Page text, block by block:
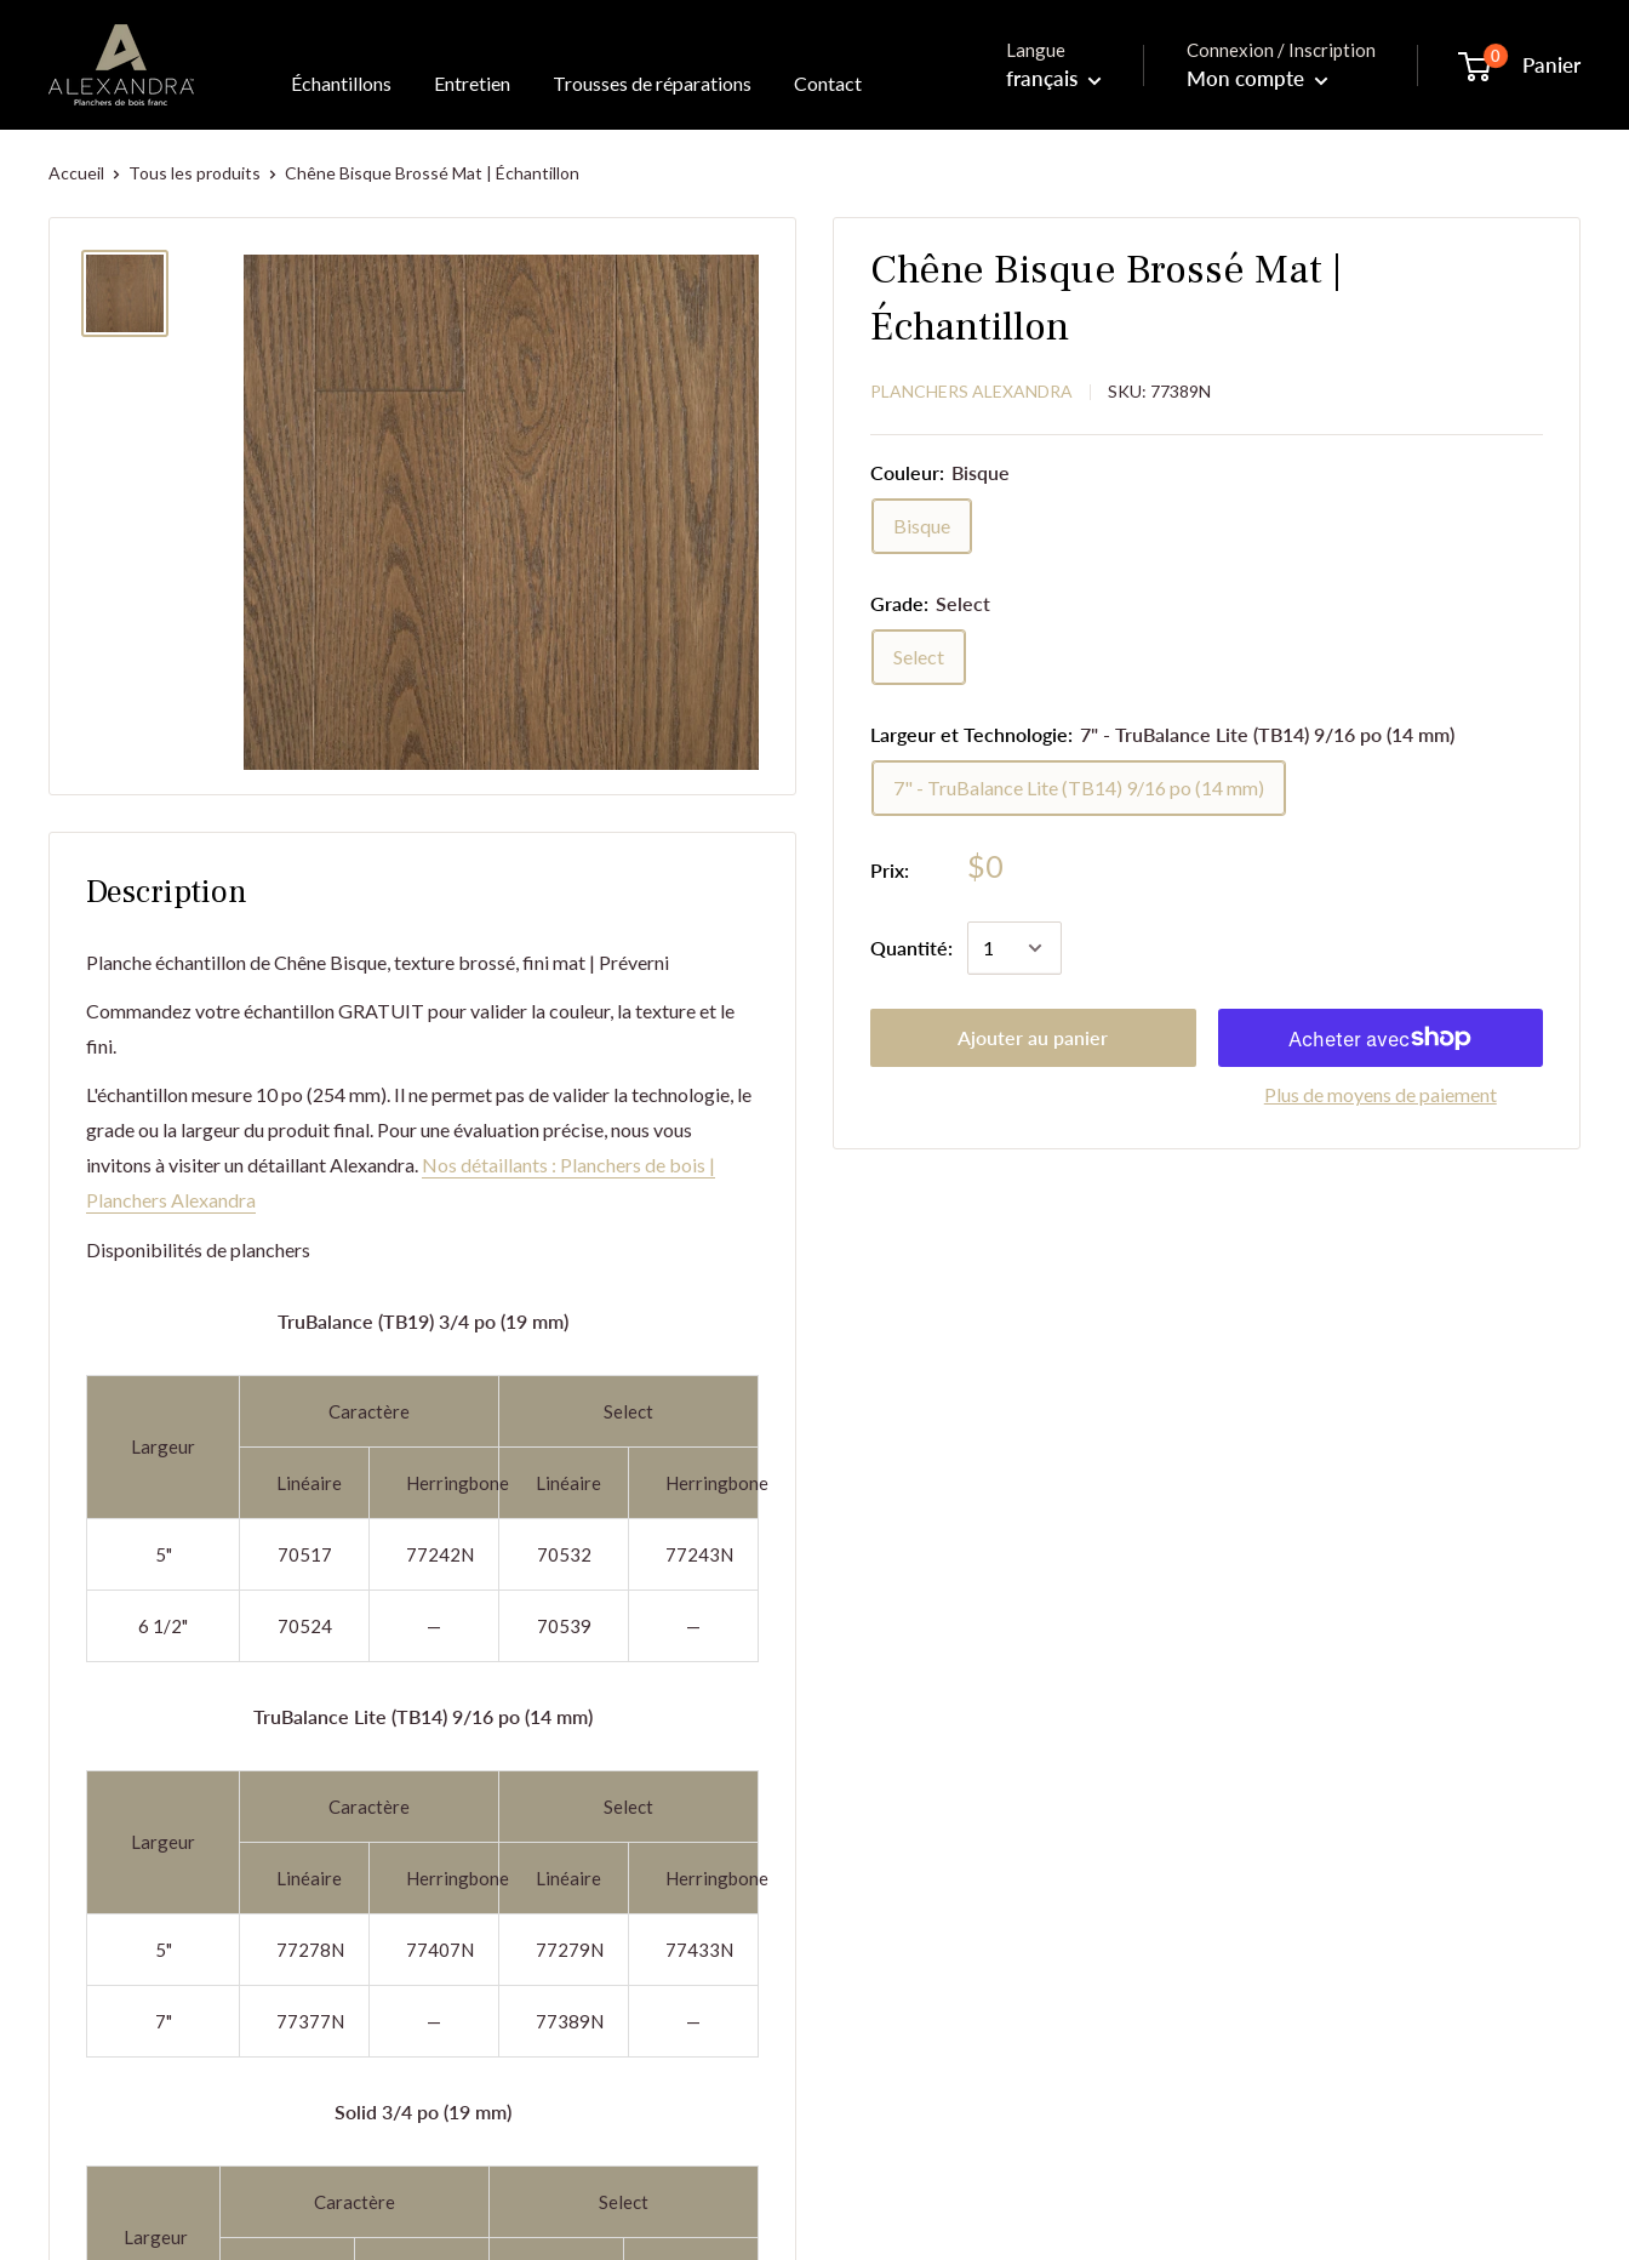
Échantillons Entretien Trousses de réparations Contact
Langue
français
Connexion / Inscription
Mon compte
0 Panier
Accueil Tous les produits Chêne Bisque Brossé Mat | Échantillon
Chêne Bisque Brossé Mat |
Échantillon
PLANCHERS ALEXANDRA SKU: 77389N
Couleur: Bisque
Bisque
Grade: Select
Select
Largeur et Technologie: 7" - TruBalance Lite (TB14) 9/16 po (14 mm)
7" - TruBalance Lite (TB14) 9/16 po (14 mm)
Prix: $0
Quantité:
Ajouter au panier
Plus de moyens de paiement
Description
Planche échantillon de Chêne Bisque, texture brossé, fini mat | Préverni
Commandez votre échantillon GRATUIT pour valider la couleur, la texture et le
fini.
L'échantillon mesure 10 po (254 mm). Il ne permet pas de valider la technologie, le
grade ou la largeur du produit final. Pour une évaluation précise, nous vous
invitons à visiter un détaillant Alexandra. Nos détaillants : Planchers de bois |
Planchers Alexandra
Disponibilités de planchers
TruBalance (TB19) 3/4 po (19 mm)
Largeur
Caractère Select
Linéaire Herringbone Linéaire Herringbone
5" 70517 77242N 70532 77243N
6 1/2" 70524 — 70539 —
TruBalance Lite (TB14) 9/16 po (14 mm)
Largeur
Caractère Select
Linéaire Herringbone Linéaire Herringbone
5" 77278N 77407N 77279N 77433N
7" 77377N — 77389N —
Solid 3/4 po (19 mm)
Largeur
Caractère Select